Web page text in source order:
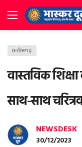
छत्तीसगढ़
वास्तविक शिक्षा
साथ-साथ
NEWSDESK
30/12/2023